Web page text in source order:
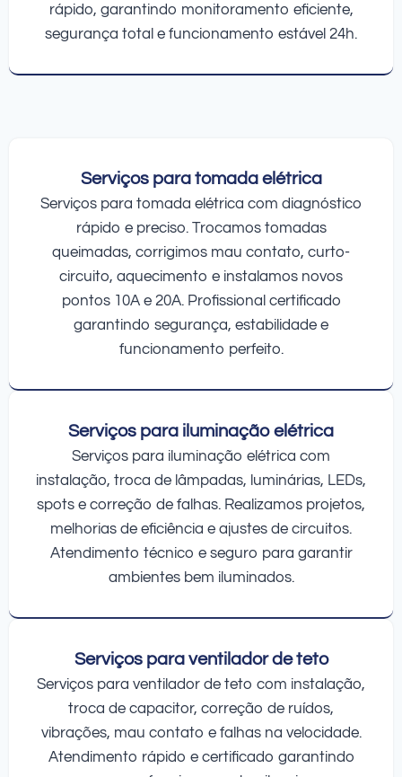
rápido, garantindo monitoramento eficiente,
segurança total e funcionamento estável 24h.
Serviços para tomada elétrica
Serviços para tomada elétrica com diagnóstico
rápido e preciso. Trocamos tomadas
queimadas, corrigimos mau contato, curto-
circuito, aquecimento e instalamos novos
pontos 10A e 20A. Profissional certificado
garantindo segurança, estabilidade e
funcionamento perfeito.
Serviços para iluminação elétrica
Serviços para iluminação elétrica com
instalação, troca de lâmpadas, luminárias, LEDs,
spots e correção de falhas. Realizamos projetos,
melhorias de eficiência e ajustes de circuitos.
Atendimento técnico e seguro para garantir
ambientes bem iluminados.
Serviços para ventilador de teto
Serviços para ventilador de teto com instalação,
troca de capacitor, correção de ruídos,
vibrações, mau contato e falhas na velocidade.
Atendimento rápido e certificado garantindo